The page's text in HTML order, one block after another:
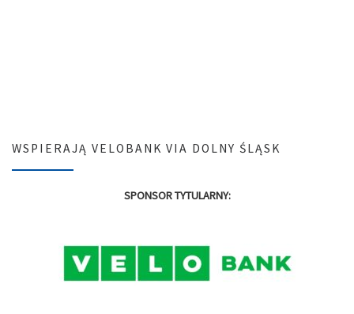
WSPIERAJĄ VELOBANK VIA DOLNY ŚLĄSK
SPONSOR TYTULARNY: